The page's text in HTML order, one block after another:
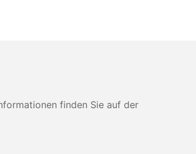
finden Sie auf der